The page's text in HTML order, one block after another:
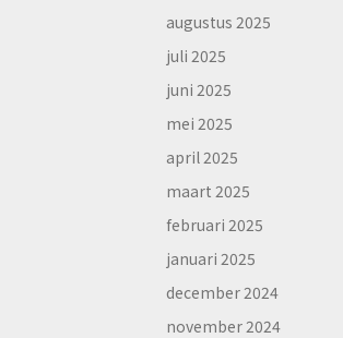
augustus 2025
juli 2025
juni 2025
mei 2025
april 2025
maart 2025
februari 2025
januari 2025
december 2024
november 2024